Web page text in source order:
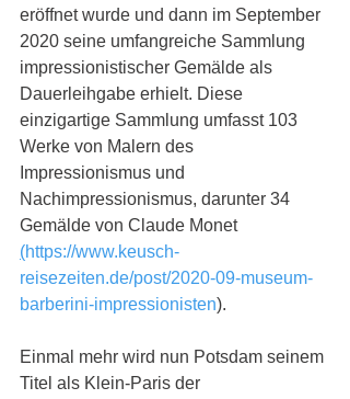
eröffnet wurde und dann im September
2020 seine umfangreiche Sammlung
impressionistischer Gemälde als
Dauerleihgabe erhielt. Diese
einzigartige Sammlung umfasst 103
Werke von Malern des
Impressionismus und
Nachimpressionismus, darunter 34
Gemälde von Claude Monet
(https://www.keusch-
reisezeiten.de/post/2020-09-museum-
barberini-impressionisten).
Einmal mehr wird nun Potsdam seinem
Titel als Klein-Paris der